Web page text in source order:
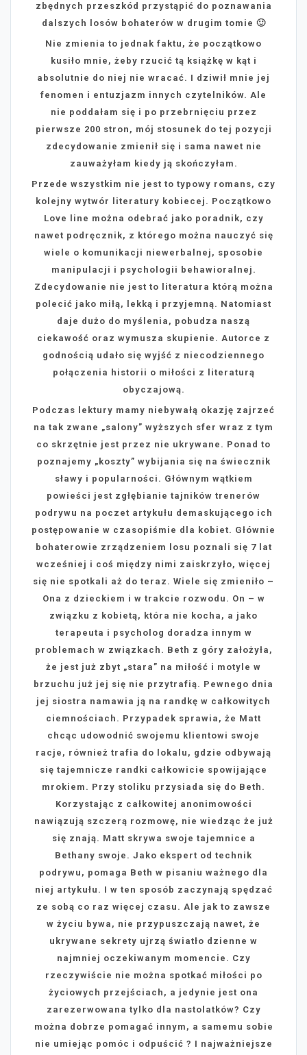
zbędnych przeszkód przystąpić do poznawania
dalszych losów bohaterów w drugim tomie 🙂
Nie zmienia to jednak faktu, że początkowo
kusiło mnie, żeby rzucić tą książkę w kąt i
absolutnie do niej nie wracać. I dziwił mnie jej
fenomen i entuzjazm innych czytelników. Ale
nie poddałam się i po przebrnięciu przez
pierwsze 200 stron, mój stosunek do tej pozycji
zdecydowanie zmienił się i sama nawet nie
zauważyłam kiedy ją skończyłam.
Przede wszystkim nie jest to typowy romans, czy
kolejny wytwór literatury kobiecej. Początkowo
Love line można odebrać jako poradnik, czy
nawet podręcznik, z którego można nauczyć się
wiele o komunikacji niewerbalnej, sposobie
manipulacji i psychologii behawioralnej.
Zdecydowanie nie jest to literatura którą można
polecić jako miłą, lekką i przyjemną. Natomiast
daje dużo do myślenia, pobudza naszą
ciekawość oraz wymusza skupienie. Autorce z
godnością udało się wyjść z niecodziennego
połączenia historii o miłości z literaturą
obyczajową.
Podczas lektury mamy niebywałą okazję zajrzeć
na tak zwane „salony” wyższych sfer wraz z tym
co skrzętnie jest przez nie ukrywane. Ponad to
poznajemy „koszty” wybijania się na świecznik
sławy i popularności. Głównym wątkiem
powieści jest zgłębianie tajników trenerów
podrywu na poczet artykułu demaskującego ich
postępowanie w czasopiśmie dla kobiet. Głównie
bohaterowie zrządzeniem losu poznali się 7 lat
wcześniej i coś między nimi zaiskrzyło, więcej
się nie spotkali aż do teraz. Wiele się zmieniło –
Ona z dzieckiem i w trakcie rozwodu. On – w
związku z kobietą, która nie kocha, a jako
terapeuta i psycholog doradza innym w
problemach w związkach. Beth z góry założyła,
że jest już zbyt „stara” na miłość i motyle w
brzuchu już jej się nie przytrafią. Pewnego dnia
jej siostra namawia ją na randkę w całkowitych
ciemnościach. Przypadek sprawia, że Matt
chcąc udowodnić swojemu klientowi swoje
racje, również trafia do lokalu, gdzie odbywają
się tajemnicze randki całkowicie spowijające
mrokiem. Przy stoliku przysiada się do Beth.
Korzystając z całkowitej anonimowości
nawiązują szczerą rozmowę, nie wiedząc że już
się znają. Matt skrywa swoje tajemnice a
Bethany swoje. Jako ekspert od technik
podrywu, pomaga Beth w pisaniu ważnego dla
niej artykułu. I w ten sposób zaczynają spędzać
ze sobą co raz więcej czasu. Ale jak to zawsze
w życiu bywa, nie przypuszczają nawet, że
ukrywane sekrety ujrzą światło dzienne w
najmniej oczekiwanym momencie. Czy
rzeczywiście nie można spotkać miłości po
życiowych przejściach, a jedynie jest ona
zarezerwowana tylko dla nastolatków? Czy
można dobrze pomagać innym, a samemu sobie
nie umiejąc pomóc i odpuścić ? I najważniejsze